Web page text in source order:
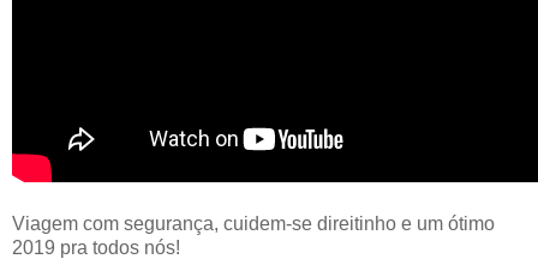
Viagem com segurança, cuidem-se direitinho e um ótimo
2019 pra todos nós!